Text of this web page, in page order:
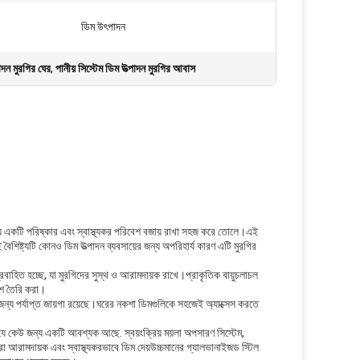
ডিম উৎপাদন
মুরগির ঘের, পানীয় সিস্টেম ডিম উত্পাদন মুরগির আবাস
পরিষ্কার এবং স্বাস্থ্যকর পরিবেশ বজায় রাখা সহজ করে তোলে।এই
কোনও ডিম উত্পাদন ব্যবসায়ের জন্য অপরিহার্য কারণ এটি মুরগির
হচ্ছে, যা মুরগিদের সুস্থ ও আরামদায়ক রাখে।প্রাকৃতিক বায়ুচলাচল
তৈরি করা।
পর্যাপ্ত জায়গা রয়েছে।ঘরের নকশা ডিমগুলিকে সহজেই অ্যাক্সেস করতে
কেউ জন্য একটি আবশ্যক আছে. স্বয়ংক্রিয় ময়লা অপসারণ সিস্টেম,
এবং স্বাস্থ্যকরভাবে ডিম দেয়উচ্চমানের গ্যালভানাইজড স্টিল